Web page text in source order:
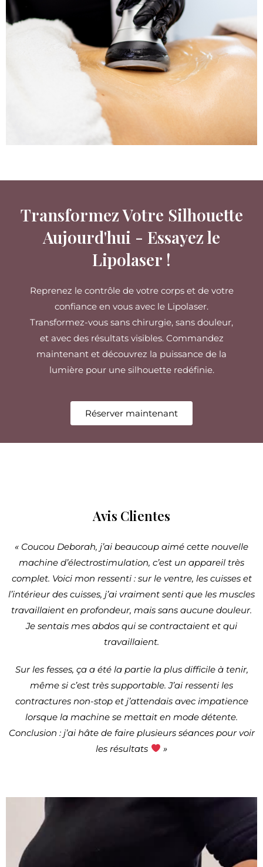
Transformez Votre Silhouette
Aujourd'hui - Essayez le
Lipolaser !
Reprenez le contrôle de votre corps et de votre
confiance en vous avec le Lipolaser.
Transformez-vous sans chirurgie, sans douleur,
et avec des résultats visibles. Commandez
maintenant et découvrez la puissance de la
lumière pour une silhouette redéfinie.
Réserver maintenant
Avis Clientes
« Coucou Deborah, j’ai beaucoup aimé cette nouvelle
machine d’électrostimulation, c’est un appareil très
complet. Voici mon ressenti : sur le ventre, les cuisses et
l’intérieur des cuisses, j’ai vraiment senti que les muscles
travaillaient en profondeur, mais sans aucune douleur.
Je sentais mes abdos qui se contractaient et qui
travaillaient.
Sur les fesses, ça a été la partie la plus difficile à tenir,
même si c’est très supportable. J’ai ressenti les
contractures non-stop et j’attendais avec impatience
lorsque la machine se mettait en mode détente.
Conclusion : j’ai hâte de faire plusieurs séances pour voir
les résultats
»